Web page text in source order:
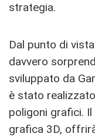
strategia.
Dal punto di
davvero
sviluppato da
è stato
poligoni grafici.
grafica 3D,